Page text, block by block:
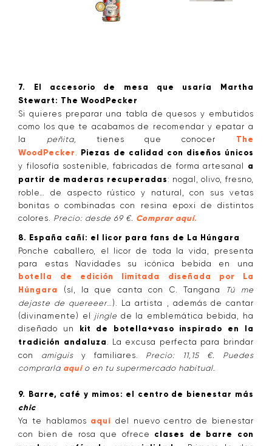
7. El accesorio de mesa que usaría Martha
Stewart: The WoodPecker
Si quieres preparar una tabla de quesos y embutidos
como los que te acabamos de recomendar y epatar a
la peñita, tienes que conocer The
WoodPecker
Piezas de calidad con diseños únicos
y filosofía sostenible, fabricadas de forma artesanal a
partir de maderas recuperadas : nogal, olivo, fresno,
roble… de aspecto rústico y natural, con sus vetas
bonitas o combinadas con resina epoxi de distintos
colores.
Precio: desde 69 €. Comprar aquí.
8. España cañí: el licor para fans de La Húngara
Ponche caballero, el licor de toda la vida, presenta
para estas Navidades su icónica bebida en una
botella de edición limitada diseñada por La
Húngara
(sí, la que canta con C. Tangana
Tú me
dejaste de quereeer…). La artista , además de cantar
(divinamente) el jingle de la emblemática bebida, ha
diseñado un
kit de botella+vaso inspirado en la
tradición andaluza
. La excusa perfecta para brindar
con amiguis y familiares. Precio: 11,15 €. Puedes
comprarla aquí o en tu supermercado habitual.
9. Barre, café y mimos: el centro de bienestar más
chic
Ya te hablamos aquí del nuevo centro de bienestar
con bien de rosa que ofrece clases de barre con